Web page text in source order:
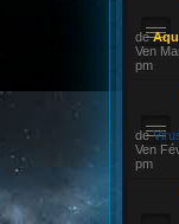
de
Ven
pm
de
Ven
pm